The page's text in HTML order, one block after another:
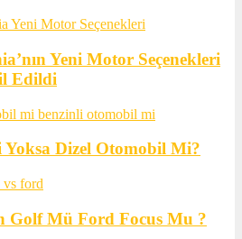
Yeni Motor Seçenekleri
Edildi
Dizel Otomobil Mi?
Golf Mü Ford Focus Mu ?